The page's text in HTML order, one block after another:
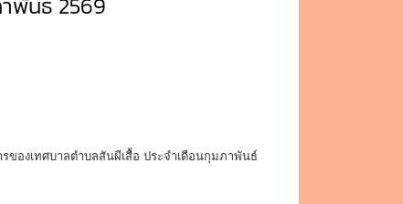
ของเทศบาลตำบลสันผีเสื้อ ประจำเดือนกุมภาพันธ์